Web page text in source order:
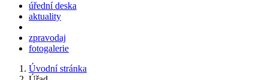
úřední deska
aktuality
zpravodaj
fotogalerie
Úvodní stránka